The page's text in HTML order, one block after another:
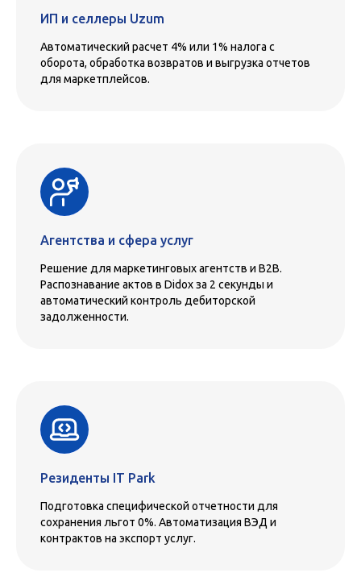
ИП и селлеры Uzum
Автоматический расчет 4% или 1% налога с
оборота, обработка возвратов и выгрузка отчетов
для маркетплейсов.
Агентства и сфера услуг
Решение для маркетинговых агентств и B2B.
Распознавание актов в Didox за 2 секунды и
автоматический контроль дебиторской
задолженности.
Резиденты IT Park
Подготовка специфической отчетности для
сохранения льгот 0%. Автоматизация ВЭД и
контрактов на экспорт услуг.